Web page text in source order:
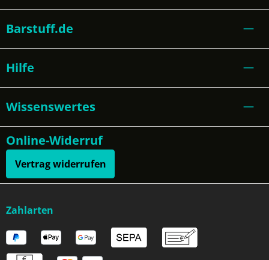
Barstuff.de
Hilfe
Wissenswertes
Online-Widerruf
Vertrag widerrufen
Zahlarten